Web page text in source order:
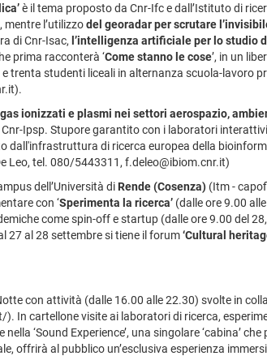
è il tema proposto da Cnr-Ifc e dall’Istituto di
l’utilizzodel georadar per scrutare
di Cnr-Isac, l’intelligenza artificiale per lo studio
prima racconterà ‘Come stanno le cose’, in un
studenti liceali in alternanza scuola-lavoro
gas ionizzati e plasmi nei settori aerospazio,
Ipsp. Stupore garantito con i laboratori
dall'infrastruttura di ricerca europea della
Leo, tel. 080/5443311, f.deleo@ibiom.cnr.it)
dell’Università di Rende (Cosenza) (Itm -
con ‘Sperimenta la ricerca’ (dalle ore 9.00
come spin-off e startup (dalle ore 9.00 del
27 al 28 settembre si tiene il forum‘Cultural
con attività (dalle 16.00 alle 22.30) svolte in
In cartellone visite ai laboratori di ricerca,
‘Sound Experience’, una singolare ‘cabina’
offrirà al pubblico un’esclusiva esperienza